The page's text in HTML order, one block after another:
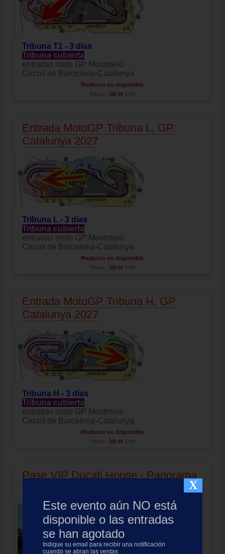
X
Este evento aún NO está
disponible o las entradas
se han agotado
Indique su email para recibir una notificación
cuando se abran las ventas
Tribuna T1 - 3 días
Tribuna cubierta
entradas moto GP Montmeló
Circuit de Barcelona-Catalunya
Producto no disponible
Precio: 190.00 EUR
Entrada MotoGP Tribuna L, GP
Catalunya 2027
Tribuna L - 3 días
Tribuna cubierta
entradas moto GP Montmeló
Circuit de Barcelona-Catalunya
Producto no disponible
Precio: 200.00 EUR
Entrada MotoGP Tribuna H, GP
Catalunya 2027
Tribuna H - 3 días
Tribuna cubierta
entradas moto GP Montmeló
Circuit de Barcelona-Catalunya
Producto no disponible
Precio: 220.00 EUR
Pase VIP Ducati House - Panorama
Village MotoGP Catalunya 2027